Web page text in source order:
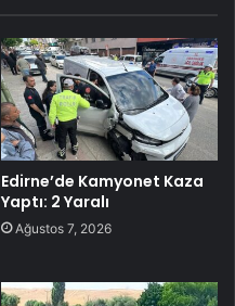
Edirne’de Kamyonet Kaza
Yaptı: 2 Yaralı
Ağustos 7, 2026